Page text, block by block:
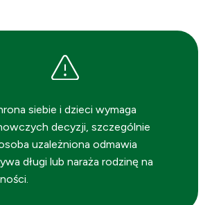
siebie i dzieci wymaga
decyzji, szczególnie
uzależniona odmawia
długi lub naraża rodzinę na